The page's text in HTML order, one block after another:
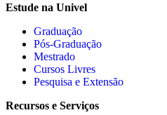
Estude na Univel
Graduação
Pós-Graduação
Mestrado
Cursos Livres
Pesquisa e Extensão
Recursos e Serviços